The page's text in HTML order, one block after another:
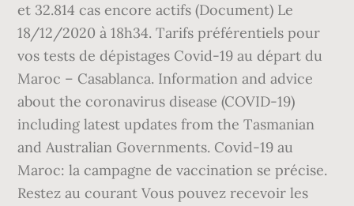
et 32.814 cas encore actifs (Document) Le
18/12/2020 à 18h34. Tarifs préférentiels pour
vos tests de dépistages Covid-19 au départ du
Maroc – Casablanca. Information and advice
about the coronavirus disease (COVID-19)
including latest updates from the Tasmanian
and Australian Governments. Covid-19 au
Maroc: la campagne de vaccination se précise.
Restez au courant Vous pouvez recevoir les